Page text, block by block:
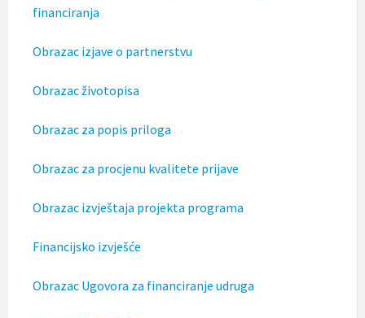
financiranja
Obrazac izjave o partnerstvu
Obrazac životopisa
Obrazac za popis priloga
Obrazac za procjenu kvalitete prijave
Obrazac izvještaja projekta programa
Financijsko izvješće
Obrazac Ugovora za financiranje udruga